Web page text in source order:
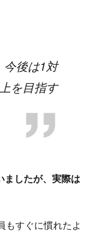
今後は1対
を目指す
ましたが、実際は
もすぐに慣れたよ